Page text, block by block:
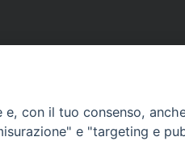
con il tuo consenso,
e "targeting e